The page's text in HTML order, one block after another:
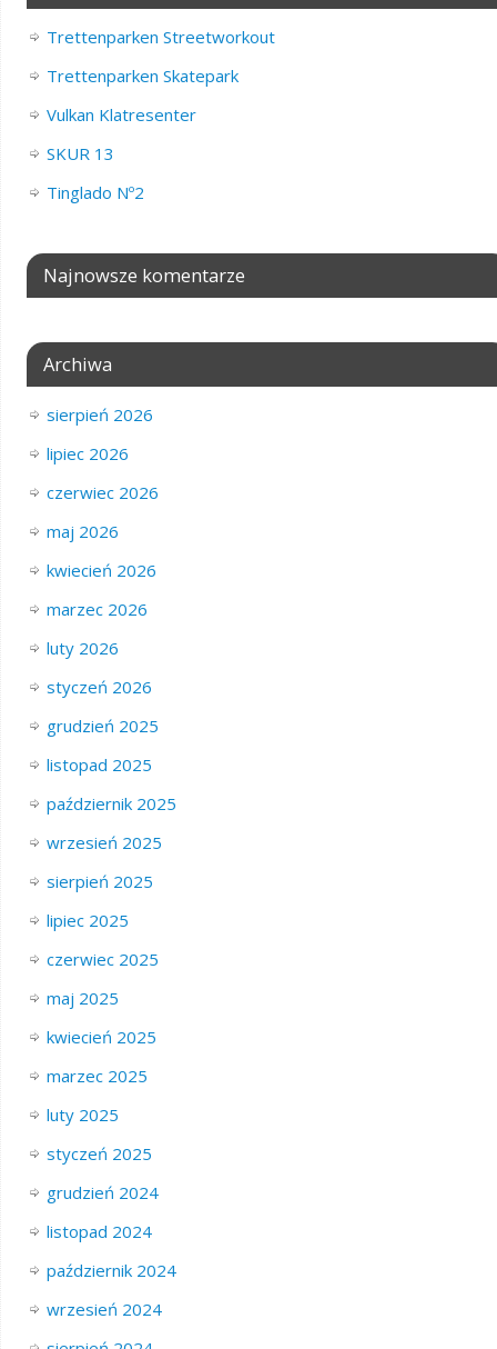
Trettenparken Streetworkout
Trettenparken Skatepark
Vulkan Klatresenter
SKUR 13
Tinglado Nº2
Najnowsze komentarze
Archiwa
sierpień 2026
lipiec 2026
czerwiec 2026
maj 2026
kwiecień 2026
marzec 2026
luty 2026
styczeń 2026
grudzień 2025
listopad 2025
październik 2025
wrzesień 2025
sierpień 2025
lipiec 2025
czerwiec 2025
maj 2025
kwiecień 2025
marzec 2025
luty 2025
styczeń 2025
grudzień 2024
listopad 2024
październik 2024
wrzesień 2024